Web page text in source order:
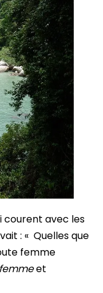
courent avec les
: « Quelles que
femme
femmeet